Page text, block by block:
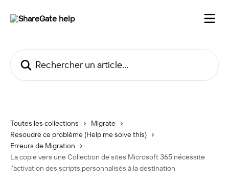
Toutes les collections
Migrate
Resoudre ce problème (Help me solve this)
Erreurs de Migration
La copie vers une Collection de sites Microsoft 365 nécessite
l’activation des scripts personnalisés à la destination